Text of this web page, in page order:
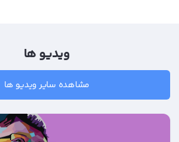
ویدیو ها
مشاهده سایر ویدیو ها